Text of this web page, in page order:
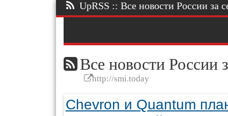
UpRSS :: Все новости России за
Все новости России
http://smi.today
Chevron и Quantum